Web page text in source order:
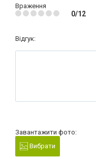
Враження
0/12
Відгук:
Завантажити фото:
Вибрати